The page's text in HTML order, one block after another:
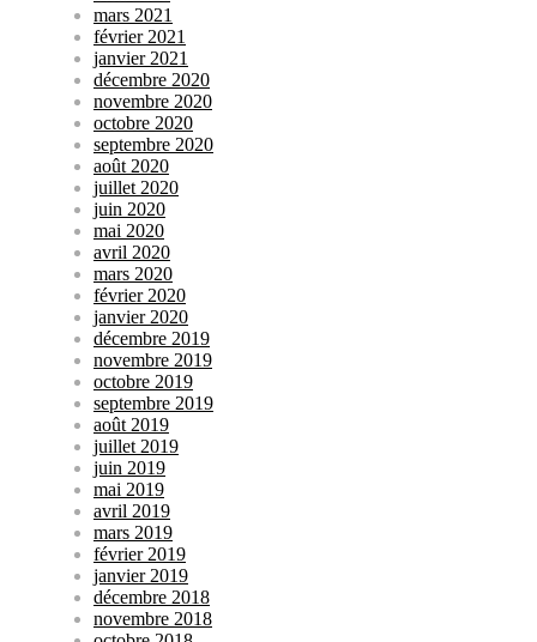
mars 2021
février 2021
janvier 2021
décembre 2020
novembre 2020
octobre 2020
septembre 2020
août 2020
juillet 2020
juin 2020
mai 2020
avril 2020
mars 2020
février 2020
janvier 2020
décembre 2019
novembre 2019
octobre 2019
septembre 2019
août 2019
juillet 2019
juin 2019
mai 2019
avril 2019
mars 2019
février 2019
janvier 2019
décembre 2018
novembre 2018